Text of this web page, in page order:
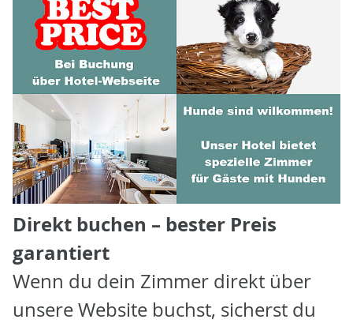
Direkt buchen – bester Preis
garantiert
Wenn du dein Zimmer direkt über
unsere Website buchst, sicherst du